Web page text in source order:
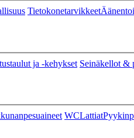
Tietokonetarvikkeet
ja -kehykset Seinäkellot &
WCLattiat